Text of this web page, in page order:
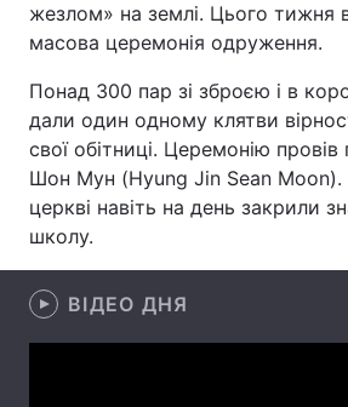
Україна
Спорт Наука
Техно і зв'язок Лайт
Зброя
Здоров'я
Цікавинки Погода
жезлом» на землі. Цього тижня
масова церемонія одруження.
Понад 300 пар зі зброєю і в
дали один одному клятви
свої обітниці. Церемонію
Шон Мун (Hyung Jin Sean Moon).
церкві навіть на день закрили
школу.
ВІДЕО ДНЯ